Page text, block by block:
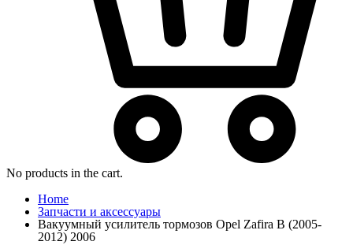
No products in the cart.
Home
Запчасти и аксессуары
Вакуумный усилитель тормозов Opel Zafira B (2005-
2012) 2006